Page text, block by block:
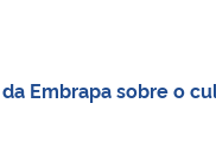
Embrapa sobre o